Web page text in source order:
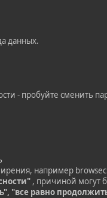
данных.
- пробуйте сменить
например
, причиной могут
"все равно